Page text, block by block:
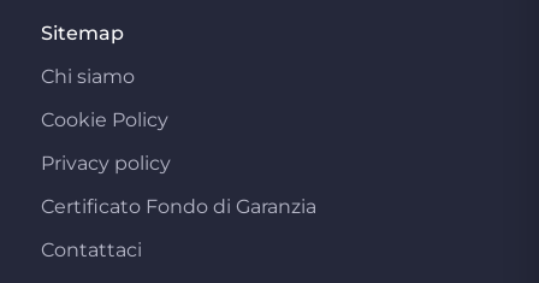
Sitemap
Chi siamo
Cookie Policy
Privacy policy
Certificato Fondo di Garanzia
Contattaci